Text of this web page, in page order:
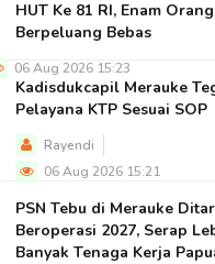
HUT Ke 81 RI, Enam Orang
Berpeluang Bebas
06 Aug 2026 15:23
Kadisdukcapil Merauke
Pelayana KTP Sesuai SOP
Rayendi
06 Aug 2026 15:21
PSN Tebu di Merauke
Beroperasi 2027, Serap
Banyak Tenaga Kerja